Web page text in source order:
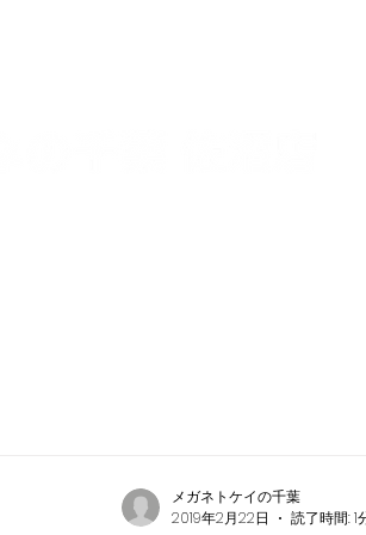
メガネトケイの千葉
2019年2月22日
読了時間: 1